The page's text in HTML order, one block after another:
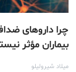
بیماران مؤثر
میلاد شیرولیلو